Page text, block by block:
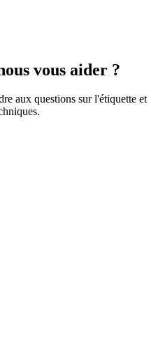
vous aider ?
aux questions sur l'étiquette et